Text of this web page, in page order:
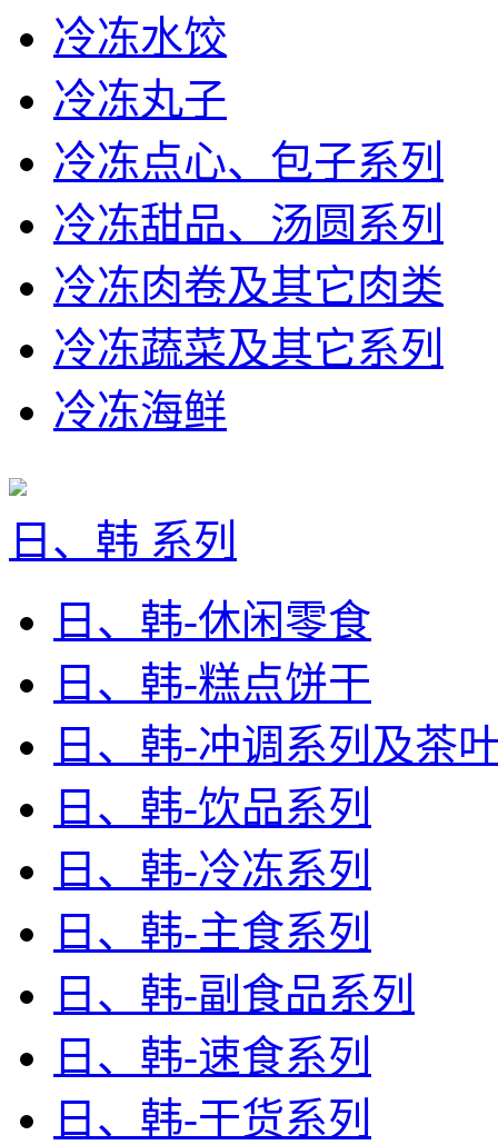
冷冻水饺
冷冻丸子
冷冻点心、包子系列
冷冻甜品、汤圆系列
冷冻肉卷及其它肉类
冷冻蔬菜及其它系列
冷冻海鲜
日、韩 系列
日、韩-休闲零食
日、韩-糕点饼干
日、韩-冲调系列及茶
日、韩-饮品系列
日、韩-冷冻系列
日、韩-主食系列
日、韩-副食品系列
日、韩-速食系列
日、韩-干货系列